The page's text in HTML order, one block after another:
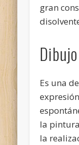
gran
Dibujo
Es una
la
la